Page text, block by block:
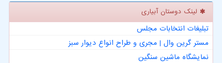
لینک دوستان آبیاری
تبلیغات انتخابات مجلس
مستر گرین وال | مجری و طراح انواع دیوار سبز
نمایشگاه ماشین سنگین